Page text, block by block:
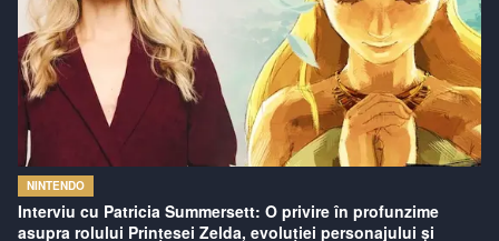
NINTENDO
Interviu cu Patricia Summersett: O privire în profunzime
asupra rolului Prințesei Zelda, evoluției personajului și